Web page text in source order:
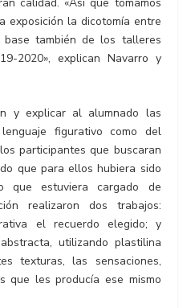
exposición la dicotomía entre
base también de los talleres
2020», explican Navarro y
y explicar al alumnado las
figurativo como del
participantes que buscaran
que para ellos hubiera sido
que estuviera cargado de
realizaron dos trabajos:
el recuerdo elegido; y
utilizando plastilina
texturas, las sensaciones,
que les producía ese mismo